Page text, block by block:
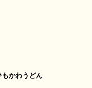
もかわうどん